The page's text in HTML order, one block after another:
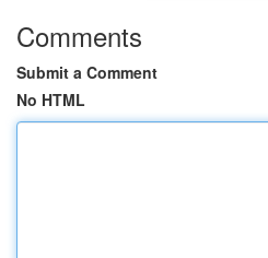
Comments
Submit a Comment
No HTML